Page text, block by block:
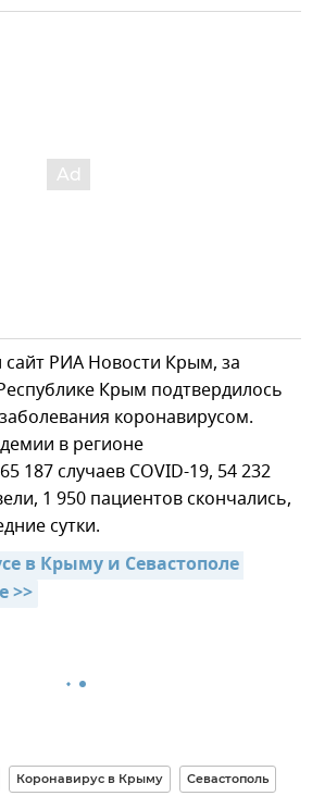
РИА Новости Крым, за
Крым подтвердилось
коронавирусом.
в регионе
187 случаев COVID-19, 54 232
1 950 пациентов скончались,
сутки.
в Крыму и Севастополе
>>
Коронавирус в Крыму Севастополь